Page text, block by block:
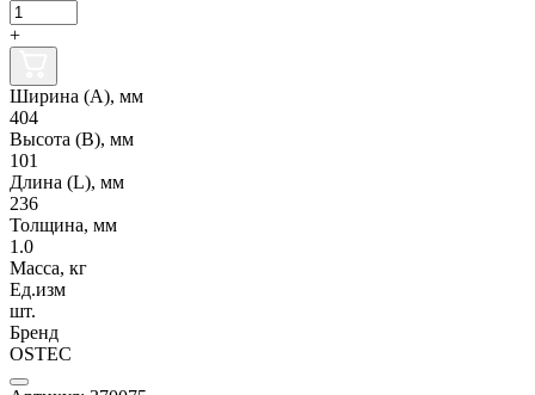
+
Ширина (А), мм
404
Высота (В), мм
101
Длина (L), мм
236
Толщина, мм
1.0
Масса, кг
Ед.изм
шт.
Бренд
OSTEC